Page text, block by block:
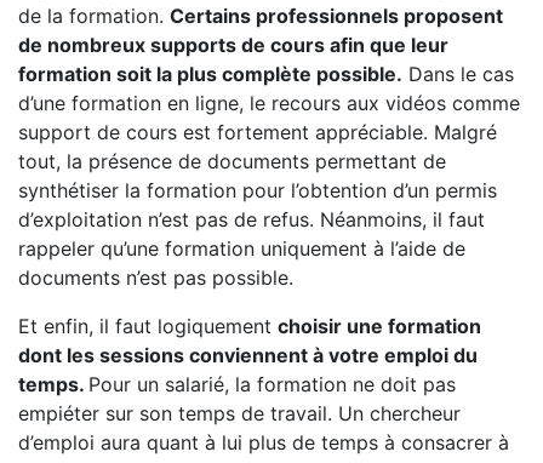
de la formation. Certains professionnels proposent
de nombreux supports de cours afin que leur
formation soit la plus complète possible. Dans le cas
d’une formation en ligne, le recours aux vidéos comme
support de cours est fortement appréciable. Malgré
tout, la présence de documents permettant de
synthétiser la formation pour l’obtention d’un permis
d’exploitation n’est pas de refus. Néanmoins, il faut
rappeler qu’une formation uniquement à l’aide de
documents n’est pas possible.
Et enfin, il faut logiquement choisir une formation
dont les sessions conviennent à votre emploi du
temps. Pour un salarié, la formation ne doit pas
empiéter sur son temps de travail. Un chercheur
d’emploi aura quant à lui plus de temps à consacrer à